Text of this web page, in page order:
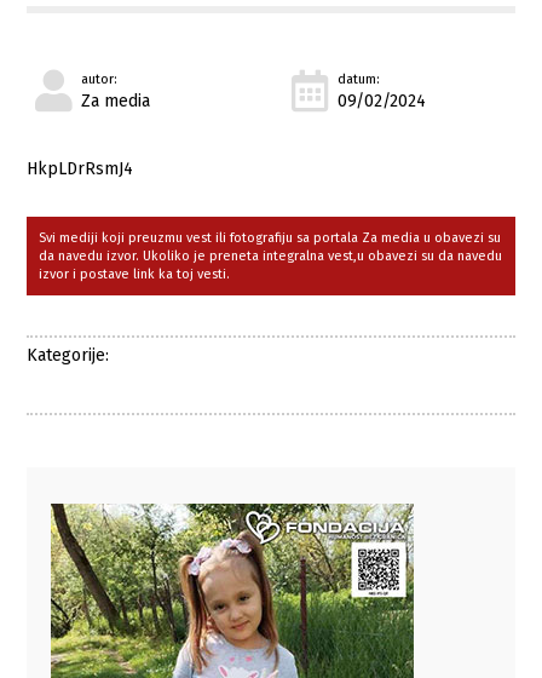
autor:
Za media
datum:
09/02/2024
HkpLDrRsmJ4
Svi mediji koji preuzmu vest ili fotografiju sa portala Za media u obavezi su
da navedu izvor. Ukoliko je preneta integralna vest,u obavezi su da navedu
izvor i postave link ka toj vesti.
Kategorije: